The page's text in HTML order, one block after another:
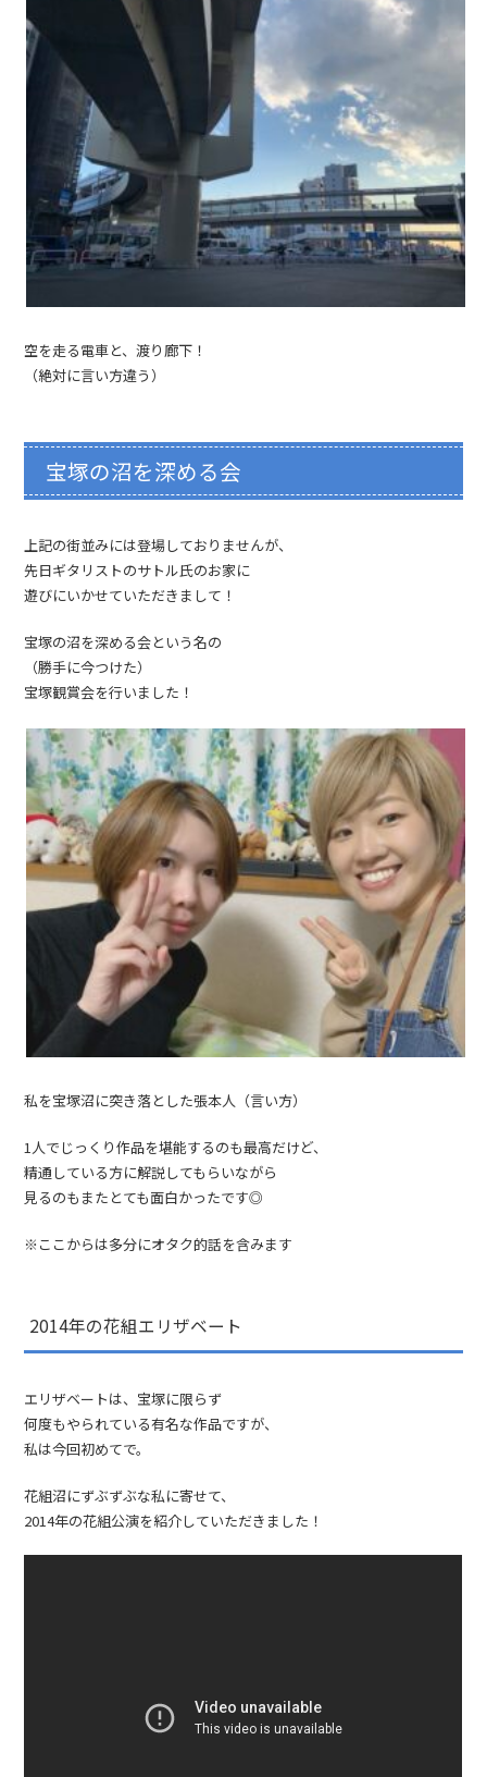
空を走る電車と、渡り廊下！
（絶対に言い方違う）
宝塚の沼を深める会
上記の街並みには登場しておりませんが、
先日ギタリストのサトル氏のお家に
遊びにいかせていただきまして！
宝塚の沼を深める会という名の
（勝手に今つけた）
宝塚観賞会を行いました！
私を宝塚沼に突き落とした張本人（言い方）
1人でじっくり作品を堪能するのも最高だけど、
精通している方に解説してもらいながら
見るのもまたとても面白かったです◎
※ここからは多分にオタク的話を含みます
2014年の花組エリザベート
エリザベートは、宝塚に限らず
何度もやられている有名な作品ですが、
私は今回初めてで。
花組沼にずぶずぶな私に寄せて、
2014年の花組公演を紹介していただきました！